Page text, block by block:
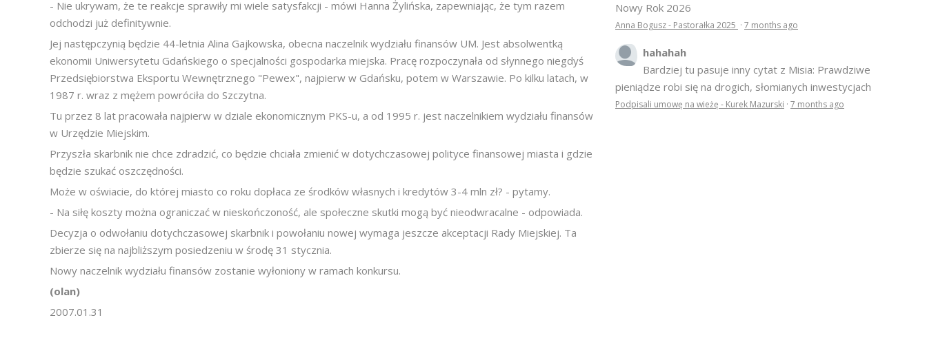
- Nie ukrywam, że te reakcje sprawiły mi wiele satysfakcji - mówi Hanna Żylińska, zapewniając, że tym razem
odchodzi już definitywnie.
Jej następczynią będzie 44-letnia Alina Gajkowska, obecna naczelnik wydziału finansów UM. Jest absolwentką
ekonomii Uniwersytetu Gdańskiego o specjalności gospodarka miejska. Pracę rozpoczynała od słynnego niegdyś
Przedsiębiorstwa Eksportu Wewnętrznego "Pewex", najpierw w Gdańsku, potem w Warszawie. Po kilku latach, w
1987 r. wraz z mężem powróciła do Szczytna.
Tu przez 8 lat pracowała najpierw w dziale ekonomicznym PKS-u, a od 1995 r. jest naczelnikiem wydziału finansów
w Urzędzie Miejskim.
Przyszła skarbnik nie chce zdradzić, co będzie chciała zmienić w dotychczasowej polityce finansowej miasta i gdzie
będzie szukać oszczędności.
Może w oświacie, do której miasto co roku dopłaca ze środków własnych i kredytów 3-4 mln zł? - pytamy.
- Na siłę koszty można ograniczać w nieskończoność, ale społeczne skutki mogą być nieodwracalne - odpowiada.
Decyzja o odwołaniu dotychczasowej skarbnik i powołaniu nowej wymaga jeszcze akceptacji Rady Miejskiej. Ta
zbierze się na najbliższym posiedzeniu w środę 31 stycznia.
Nowy naczelnik wydziału finansów zostanie wyłoniony w ramach konkursu.
(olan)
2007.01.31
Nowy Rok 2026
Anna Bogusz - Pastorałka 2025 · 7 months ago
hahahah
Bardziej tu pasuje inny cytat z Misia: Prawdziwe
pieniądze robi się na drogich, słomianych inwestycjach
Podpisali umowę na wieżę - Kurek Mazurski · 7 months ago